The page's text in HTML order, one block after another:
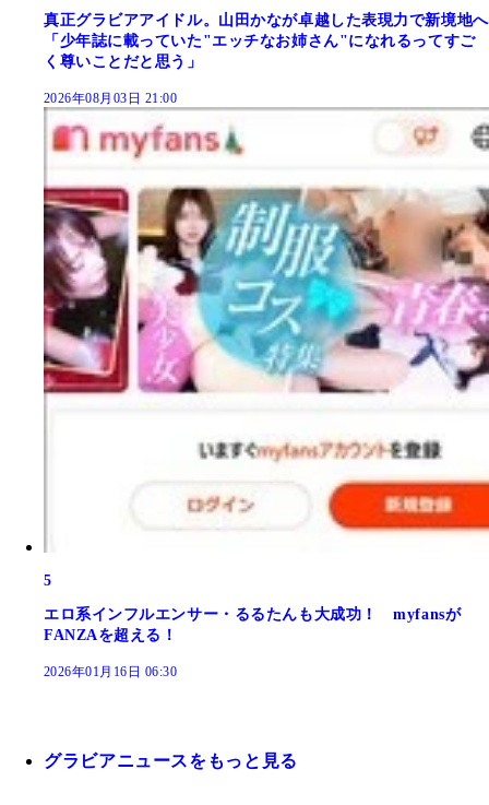
真正グラビアアイドル。山田かなが卓越した表現力で新境地へ
「少年誌に載っていた"エッチなお姉さん"になれるってすご
く尊いことだと思う」
2026年08月03日 21:00
5
エロ系インフルエンサー・るるたんも大成功！ myfansが
FANZAを超える！
2026年01月16日 06:30
グラビアニュースをもっと見る